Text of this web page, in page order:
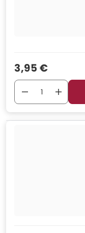
Verkaufspreis
3,95 €